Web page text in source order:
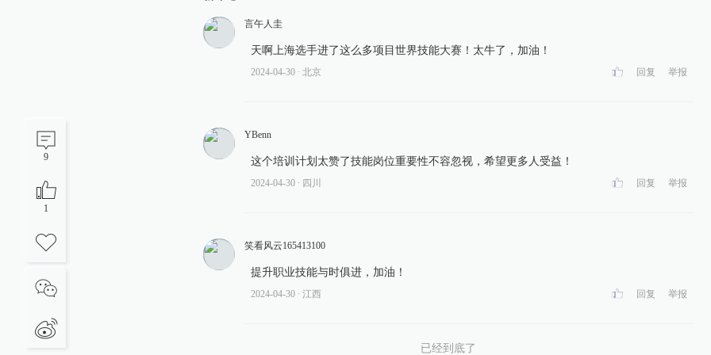
9
1
言午人圭
天啊上海选手进了这么多项目世界技能大赛！太牛了，加油！
2024-04-30 ∙ 北京 回复 举报
YBenn
这个培训计划太赞了技能岗位重要性不容忽视，希望更多人受益！
2024-04-30 ∙ 四川 回复 举报
笑看风云165413100
提升职业技能与时俱进，加油！
2024-04-30 ∙ 江西 回复 举报
已经到底了